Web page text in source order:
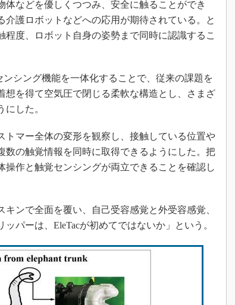
「未来展望」
ないエンジニア」の
などを優しくつつみ、安全に触ることができ
介護ロボットなどへの応用が期待されている。と
度、ロボット自身の姿勢まで同時に認識するこ
シング機能を一体化することで、従来の課題を
想を得て空気圧で閉じる柔軟な構造とし、さまざ
した。
マー全体の変形を観察し、接触している位置や
数の触覚情報を同時に取得できるようにした。把
作と触覚センシングが両立できることを確認し
ンで全面を覆い、自己受容感覚と外受容感覚、
パーは、EleTacが初めてではないか」という。